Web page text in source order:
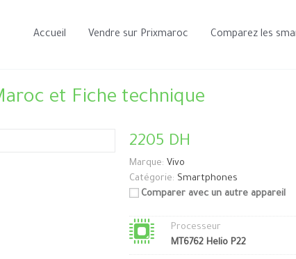
Accueil Vendre sur Prixmaroc Comparez les
et Fiche technique
2205 DH
Marque: Vivo
Catégorie: Smartphones
Comparer avec un autre appareil
Processeur
MT6762 Helio P22